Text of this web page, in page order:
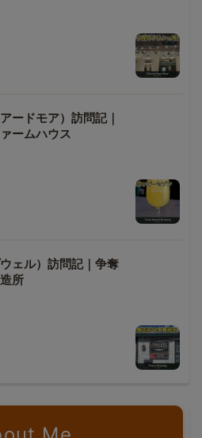
ドモア）訪問記｜
ームハウス
ェル）訪問記｜争奪
所